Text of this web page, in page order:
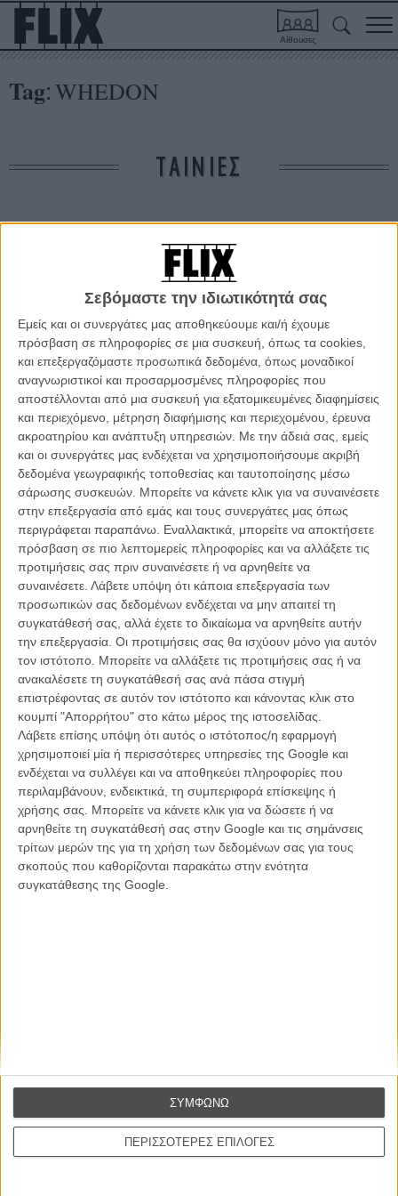
Σεβόμαστε την ιδιωτικότητά σας
Εμείς και οι συνεργάτες μας αποθηκεύουμε και/ή έχουμε
πρόσβαση σε πληροφορίες σε μια συσκευή, όπως τα cookies,
και επεξεργαζόμαστε προσωπικά δεδομένα, όπως μοναδικοί
αναγνωριστικοί και προσαρμοσμένες πληροφορίες που
αποστέλλονται από μια συσκευή για εξατομικευμένες διαφημίσεις
και περιεχόμενο, μέτρηση διαφήμισης και περιεχομένου, έρευνα
ακροατηρίου και ανάπτυξη υπηρεσιών. Με την άδειά σας, εμείς
και οι συνεργάτες μας ενδέχεται να χρησιμοποιήσουμε ακριβή
δεδομένα γεωγραφικής τοποθεσίας και ταυτοποίησης μέσω
σάρωσης συσκευών. Μπορείτε να κάνετε κλικ για να συναινέσετε
στην επεξεργασία από εμάς και τους συνεργάτες μας όπως
περιγράφεται παραπάνω. Εναλλακτικά, μπορείτε να αποκτήσετε
πρόσβαση σε πιο λεπτομερείς πληροφορίες και να αλλάξετε τις
προτιμήσεις σας πριν συναινέσετε ή να αρνηθείτε να
συναινέσετε. Λάβετε υπόψη ότι κάποια επεξεργασία των
προσωπικών σας δεδομένων ενδέχεται να μην απαιτεί τη
συγκατάθεσή σας, αλλά έχετε το δικαίωμα να αρνηθείτε αυτήν
την επεξεργασία. Οι προτιμήσεις σας θα ισχύουν μόνο για αυτόν
τον ιστότοπο. Μπορείτε να αλλάξετε τις προτιμήσεις σας ή να
ανακαλέσετε τη συγκατάθεσή σας ανά πάσα στιγμή
επιστρέφοντας σε αυτόν τον ιστότοπο και κάνοντας κλικ στο
κουμπί "Απορρήτου" στο κάτω μέρος της ιστοσελίδας.
Λάβετε επίσης υπόψη ότι αυτός ο ιστότοπος/η εφαρμογή
χρησιμοποιεί μία ή περισσότερες υπηρεσίες της Google και
ενδέχεται να συλλέγει και να αποθηκεύει πληροφορίες που
περιλαμβάνουν, ενδεικτικά, τη συμπεριφορά επίσκεψης ή
χρήσης σας. Μπορείτε να κάνετε κλικ για να δώσετε ή να
αρνηθείτε τη συγκατάθεσή σας στην Google και τις σημάνσεις
τρίτων μερών της για τη χρήση των δεδομένων σας για τους
σκοπούς που καθορίζονται παρακάτω στην ενότητα
συγκατάθεσης της Google.
ΠΕΡΙΣΣΟΤΕΡΕΣ ΕΠΙΛΟΓΕΣ
ΣΥΜΦΩΝΩ
Αίθουσες
Tag: WHEDON
ΤΑΙΝΙΕΣ
ΑΡΘΡΑ
Πρώτα πόστερ για το «Τhe Avengers» και το «The
Amazing Spider-man»
Αφίσα και επίσημο site για τους «Avengers»
ΝΕΑ /22 ΙΟΥΛ 2011/ Μανώλης Κρανάκης
Βιμ Βέντερς
Συνέντευξη
Η επιτυχία είναι υπερτιμημένη. Δεν σε κάνει
καλύτερο, δεν σε πάει πουθενά η επιτυχία. Είναι
απλώς ένα ωραίο, ανεβαστικό, επιφανειακό
συναίσθημα.»
CONNECT
Εγγράψου στο εβδομαδιαίο newsletter μας.